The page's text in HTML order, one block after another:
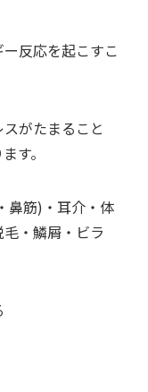
反応を起こすこ
がたまること
す。
鼻筋)・耳介・体
・鱗屑・ビラ